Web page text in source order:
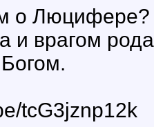
о Люцифере?
и врагом
tcG3jznp12k